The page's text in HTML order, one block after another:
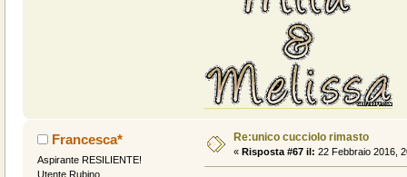
Francesca*
Aspirante RESILIENTE!
Utente Rubino
Re:unico cucciolo rimasto
« Risposta #67 il: 22 Febbraio 2016,